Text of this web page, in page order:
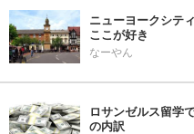
ニューヨークシテ
ここが好き
なーやん
ロサンゼルス留学
の内訳